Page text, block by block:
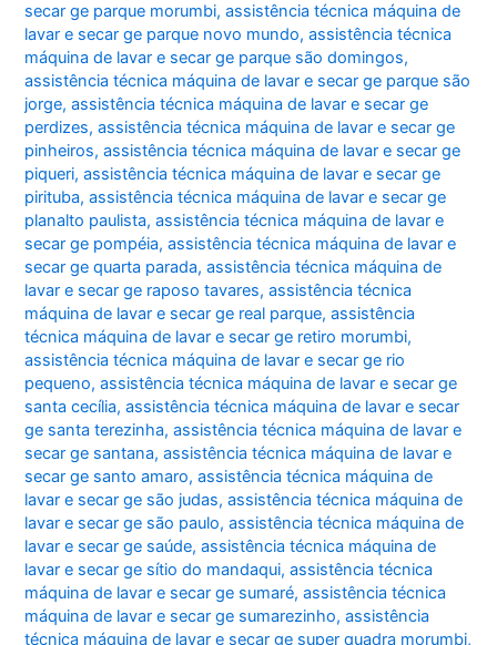
secar ge parque morumbi,assistência técnica máquina de
lavar e secar ge parque novo mundo,assistência técnica
máquina de lavar e secar ge parque são domingos,
assistência técnica máquina de lavar e secar ge parque são
jorge,assistência técnica máquina de lavar e secar ge
perdizes,assistência técnica máquina de lavar e secar ge
pinheiros,assistência técnica máquina de lavar e secar ge
piqueri,assistência técnica máquina de lavar e secar ge
pirituba,assistência técnica máquina de lavar e secar ge
planalto paulista,assistência técnica máquina de lavar e
secar ge pompéia,assistência técnica máquina de lavar e
secar ge quarta parada,assistência técnica máquina de
lavar e secar ge raposo tavares,assistência técnica
máquina de lavar e secar ge real parque,assistência
técnica máquina de lavar e secar ge retiro morumbi,
assistência técnica máquina de lavar e secar ge rio
pequeno,assistência técnica máquina de lavar e secar ge
santa cecília,assistência técnica máquina de lavar e secar
ge santa terezinha,assistência técnica máquina de lavar e
secar ge santana,assistência técnica máquina de lavar e
secar ge santo amaro,assistência técnica máquina de
lavar e secar ge são judas,assistência técnica máquina de
lavar e secar ge são paulo,assistência técnica máquina de
lavar e secar ge saúde,assistência técnica máquina de
lavar e secar ge sítio do mandaqui,assistência técnica
máquina de lavar e secar ge sumaré,assistência técnica
máquina de lavar e secar ge sumarezinho,assistência
técnica máquina de lavar e secar ge super quadra morumbi,